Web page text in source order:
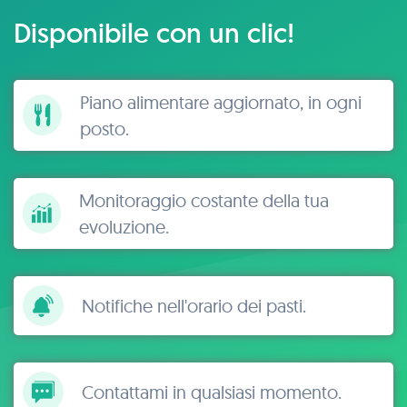
Disponibile con un clic!
Piano alimentare aggiornato, in ogni
posto.
Monitoraggio costante della tua
evoluzione.
Notifiche nell'orario dei pasti.
Contattami in qualsiasi momento.